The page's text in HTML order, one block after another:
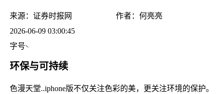
来源： 证券时报网 作者： 何亮亮
2026-06-09 03:00:45
字号
环保与可持续
色漫天堂..iphone版不仅关注色彩的美，更关注环境的保护。